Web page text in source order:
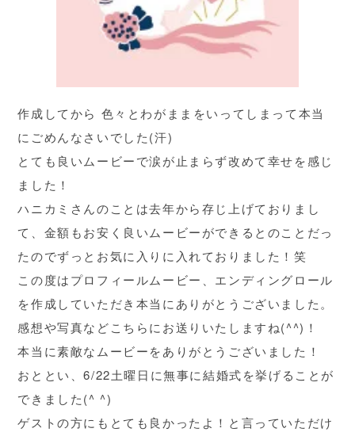
作成してから 色々とわがままをいってしまって本当
にごめんなさいでした(汗)
とても良いムービーで涙が止まらず改めて幸せを感じ
ました！
ハニカミさんのことは去年から存じ上げておりまし
て、金額もお安く良いムービーができるとのことだっ
たのでずっとお気に入りに入れておりました！笑
この度はプロフィールムービー、エンディングロール
を作成していただき本当にありがとうございました。
感想や写真などこちらにお送りいたしますね(^^)！
本当に素敵なムービーをありがとうございました！
おととい、6/22土曜日に無事に結婚式を挙げることが
できました(^ ^)
ゲストの方にもとても良かったよ！と言っていただけ